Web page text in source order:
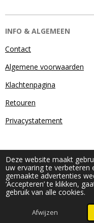
Deze website maakt
uw ervaring te verbeteren
gemaakte advertenties
‘Accepteren’ te klikken,
gebruik van alle cookies.
Afwijzen
INFO & ALGEMEEN
Contact
Algemene voorwaarden
Klachtenpagina
Retouren
Privacystatement
© 2024 - 2026 Beauty &